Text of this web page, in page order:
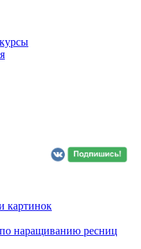
картинок
наращиванию ресниц